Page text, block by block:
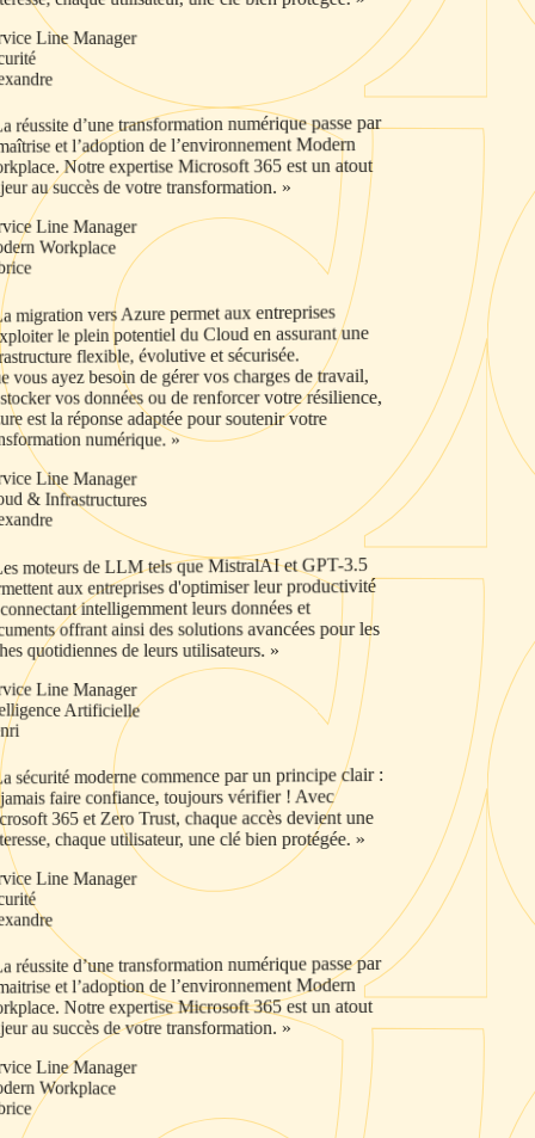
« La réussite d’une transformation numérique passe par
la maîtrise et l’adoption de l’environnement Modern
Workplace. Notre expertise Microsoft 365 est un atout
majeur au succès de votre transformation. »
Service Line Manager
Modern Workplace
« La migration vers Azure permet aux entreprises
d'exploiter le plein potentiel du Cloud en assurant une
infrastructure flexible, évolutive et sécurisée.
Que vous ayez besoin de gérer vos charges de travail,
de stocker vos données ou de renforcer votre résilience,
Azure est la réponse adaptée pour soutenir votre
transformation numérique. »
« Les moteurs de LLM tels que MistralAI et GPT-3.5
permettent aux entreprises d'optimiser leur productivité
en connectant intelligemment leurs données et
documents offrant ainsi des solutions avancées pour les
tâches quotidiennes de leurs utilisateurs. »
Service Line Manager
Intelligence Artificielle
« La sécurité moderne commence par un principe clair :
ne jamais faire confiance, toujours vérifier ! Avec
Microsoft 365 et Zero Trust, chaque accès devient une
forteresse, chaque utilisateur, une clé bien protégée. »
Service Line Manager
Sécurité
« La réussite d’une transformation numérique passe par
la maitrise et l’adoption de l’environnement Modern
Workplace. Notre expertise Microsoft 365 est un atout
majeur au succès de votre transformation. »